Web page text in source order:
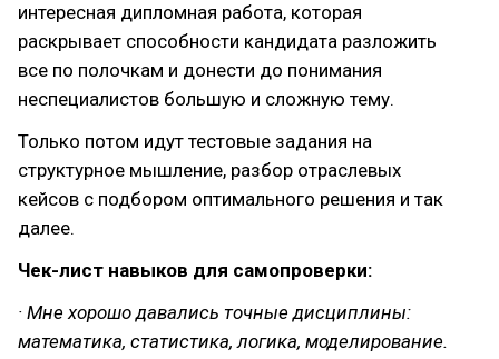
интересная дипломная работа, которая
раскрывает способности кандидата разложить
все по полочкам и донести до понимания
неспециалистов большую и сложную тему.
Только потом идут тестовые задания на
структурное мышление, разбор отраслевых
кейсов с подбором оптимального решения и так
далее.
Чек-лист навыков для самопроверки:
· Мне хорошо давались точные дисциплины:
математика, статистика, логика, моделирование.